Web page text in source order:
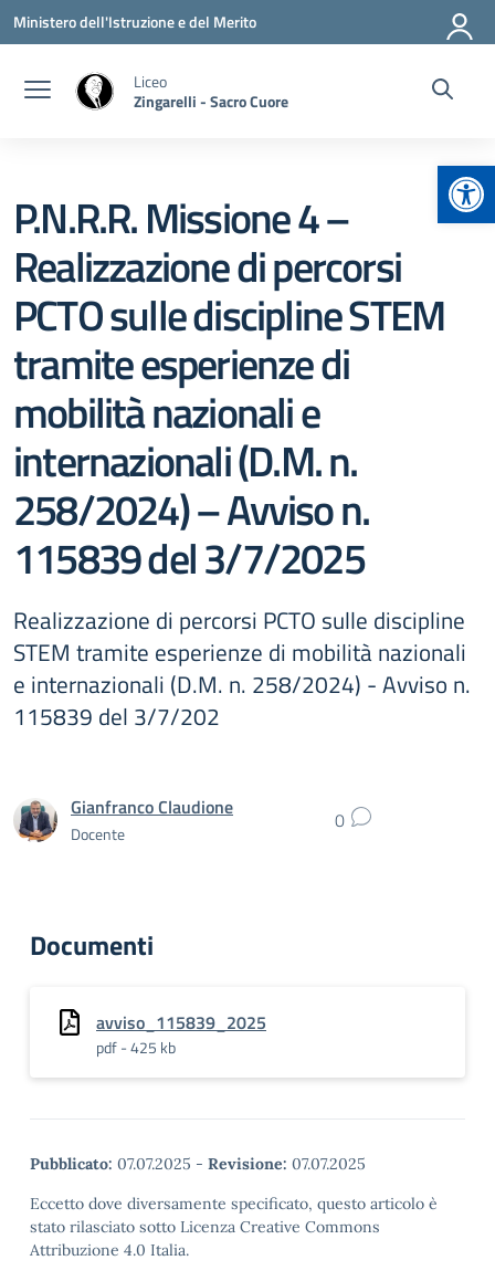
Vai ai contenuti
Vai al menu di navigazione
Vai al footer
Ministero dell'Istruzione e del Merito
Liceo
Zingarelli - Sacro Cuore
P.N.R.R. Missione 4 –
Realizzazione di percorsi
PCTO sulle discipline STEM
tramite esperienze di
mobilità nazionali e
internazionali (D.M. n.
258/2024) – Avviso n.
115839 del 3/7/2025
Realizzazione di percorsi PCTO sulle discipline
STEM tramite esperienze di mobilità nazionali
e internazionali (D.M. n. 258/2024) - Avviso n.
115839 del 3/7/202
Gianfranco Claudione
Docente 0
Documenti
avviso_115839_2025
pdf - 425 kb
Pubblicato: 07.07.2025 - Revisione: 07.07.2025
Eccetto dove diversamente specificato, questo articolo è
stato rilasciato sotto Licenza Creative Commons
Attribuzione 4.0 Italia.